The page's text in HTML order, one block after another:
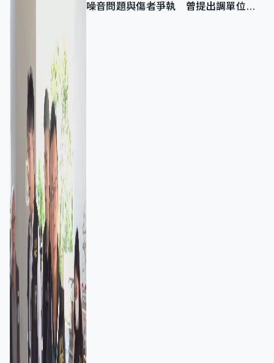
噪音問題與傷者爭執 曾提出調單位已